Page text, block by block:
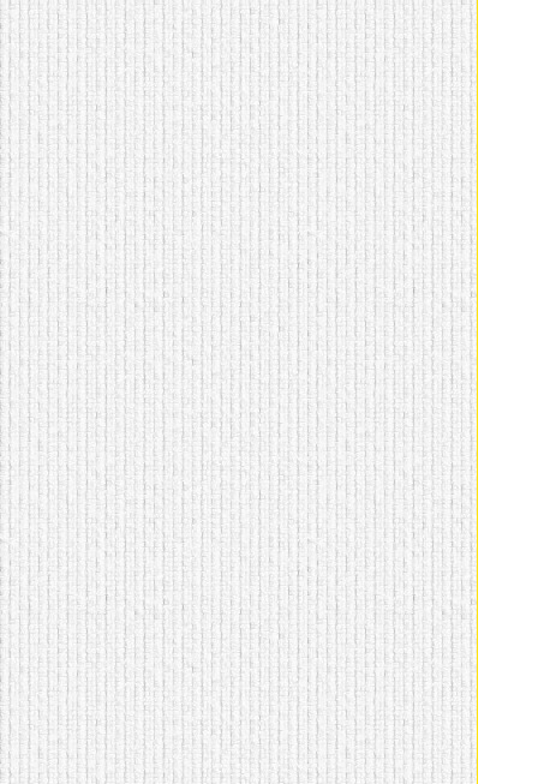
домашнем использовании.
Эта мебель имеет
некоторые преимущества
перед той же стенкой для
гостиной, к примеру,
поскольку она более
легкая и не загромождает
пространство. В спальне
этот предмет можно
поставить у изголовья
кровати, чтобы заполнить
пустующее там
место.
Также стеллажи
очень часто используют в
качестве разграничителей
комнаты, например, на
рабочую зону и
пространство для отдыха.
Особенно это актуально
для однокомнатных
квартир.